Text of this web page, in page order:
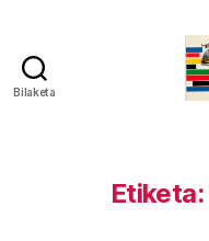
Bilaketa
Etiketa: